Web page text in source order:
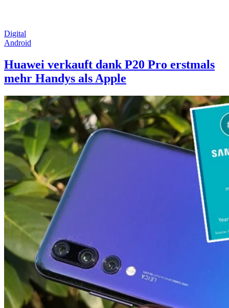
Digital
Android
Huawei verkauft dank P20 Pro erstmals
mehr Handys als Apple